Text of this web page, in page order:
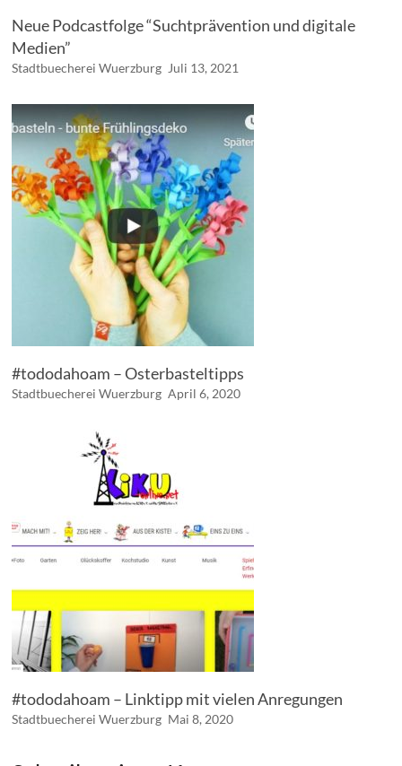
Neue Podcastfolge “Suchtprävention und digitale
Medien”
Stadtbuecherei Wuerzburg Juli 13, 2021
#tododahoam – Osterbasteltipps
Stadtbuecherei Wuerzburg April 6, 2020
#tododahoam – Linktipp mit vielen Anregungen
Stadtbuecherei Wuerzburg Mai 8, 2020